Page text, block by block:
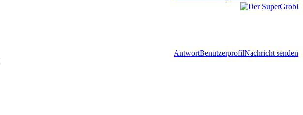
AntwortBenutzerprofilNachricht senden